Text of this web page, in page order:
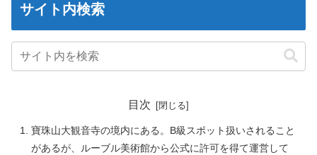
サイト内検索
目次
寶珠山大観音寺の境内にある。B級スポット扱いされること
があるが、ルーブル美術館から公式に許可を得て運営して